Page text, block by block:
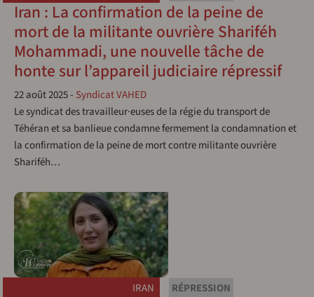
Iran : La confirmation de la peine de
mort de la militante ouvrière Shariféh
Mohammadi, une nouvelle tâche de
honte sur l’appareil judiciaire répressif
22 août 2025- Syndicat VAHED
Le syndicat des travailleur·euses de la régie du transport de
Téhéran et sa banlieue condamne fermement la condamnation et
la confirmation de la peine de mort contre militante ouvrière
Shariféh…
IRAN RÉPRESSION